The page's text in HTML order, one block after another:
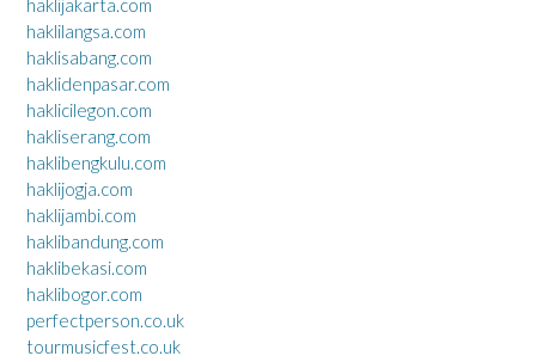
haklijakarta.com
haklilangsa.com
haklisabang.com
haklidenpasar.com
haklicilegon.com
hakliserang.com
haklibengkulu.com
haklijogja.com
haklijambi.com
haklibandung.com
haklibekasi.com
haklibogor.com
perfectperson.co.uk
tourmusicfest.co.uk